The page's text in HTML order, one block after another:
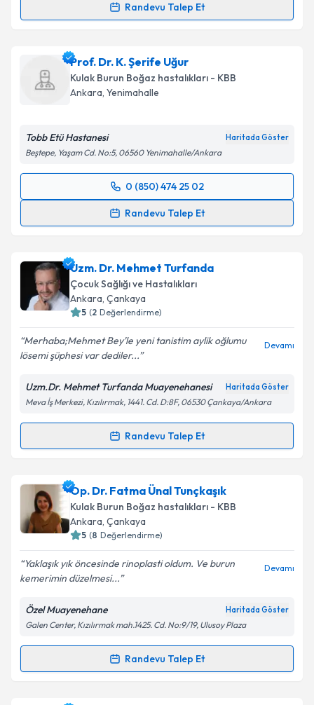
Randevu Talep Et
takvim hazırlandığında e-posta ile bilgilendireceğiz.
E-posta Adresiniz
Kişisel verilerimin işlenmesine ilişkin
Metni'ni okudum ve kişisel verilerimin belirtilen
kapsamda işlenmesini kabul ediyorum.
Takvim Talebini Gönder
Prof. Dr. K. Şerife Uğur
Kulak Burun Boğaz hastalıkları - KBB
Ankara, Yenimahalle
Tobb Etü Hastanesi Haritada Göster
Beştepe, Yaşam Cd. No:5, 06560 Yenimahalle/Ankara
0 (850) 474 25 02
Randevu Talep Et
Randevu Takvimi Talebi
takvim hazırlandığında e-posta ile bilgilendireceğiz.
E-posta Adresiniz
kapsamda işlenmesini kabul ediyorum.
Takvim Talebini Gönder
Uzm. Dr. Mehmet Turfanda
Çocuk Sağlığı ve Hastalıkları
Ankara, Çankaya
5 (2 Değerlendirme)
Merhaba;Mehmet Bey'le yeni tanistim aylik oğlumu
lösemi şüphesi var dediler...
Devamı
Uzm.Dr. Mehmet Turfanda Muayenehanesi Haritada Göster
Meva İş Merkezi, Kızılırmak, 1441. Cd. D:8F, 06530 Çankaya/Ankara
Randevu Talep Et
Randevu Takvimi Talebi
Uzm. Dr. Mehmet Turfandaiçin randevu takvimi
talebi oluşturun. Size bu uzmandan randevu almanız
için bir takvim hazırlandığında e-posta ile
bilgilendireceğiz.
E-posta Adresiniz
Kişisel verilerimin işlenmesine ilişkinAydınlatma
Metni'ni okudum ve kişisel verilerimin belirtilen
kapsamda işlenmesini kabul ediyorum.
Op. Dr. Fatma Ünal Tunçkaşık
Kulak Burun Boğaz hastalıkları - KBB
Ankara, Çankaya
5 (8 Değerlendirme)
Yaklaşık yık öncesinde rinoplasti oldum. Ve burun
kemerimin düzelmesi...
Devamı
Özel Muayenehane Haritada Göster
Galen Center, Kızılırmak mah.1425. Cd. No:9/19, Ulusoy Plaza
Randevu Talep Et
Randevu Takvimi Talebi